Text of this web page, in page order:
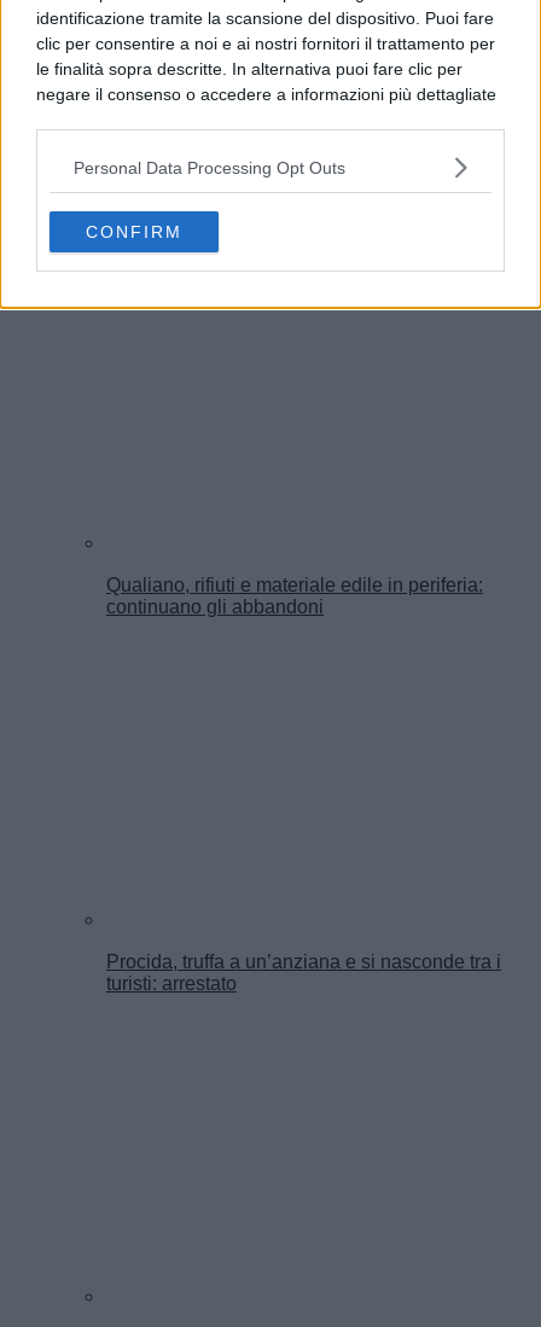
identificazione tramite la scansione del dispositivo. Puoi fare
clic per consentire a noi e ai nostri fornitori il trattamento per
le finalità sopra descritte. In alternativa puoi fare clic per
negare il consenso o accedere a informazioni più dettagliate
possono non richiedere il tuo consenso, ma hai il diritto di
opporti a tale trattamento. Le tue preferenze si
preferenze in qualsiasi momento ritornando su questo sito o
consultando la nostrainformativa sulla riservatezza.
Personal Data Processing Opt Outs
CONFIRM
Addio a Francesco Guccini, il poeta della musica
italiana si è spento
Qualiano, rifiuti e materiale edile in periferia:
continuano gli abbandoni
Procida, truffa a un’anziana e si nasconde tra i
turisti: arrestato